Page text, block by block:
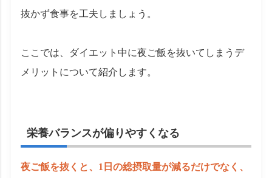
抜かず食事を工夫しましょう。
ここでは、ダイエット中に夜ご飯を抜いてしまうデ
メリットについて紹介します。
栄養バランスが偏りやすくなる
夜ご飯を抜くと、1日の総摂取量が減るだけでなく、